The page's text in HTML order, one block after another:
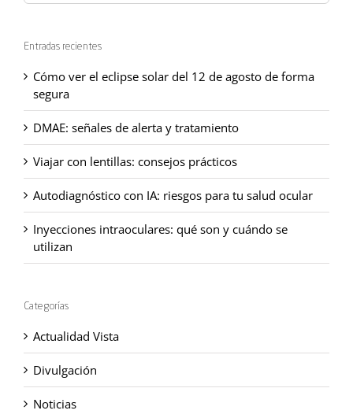
Entradas recientes
Cómo ver el eclipse solar del 12 de agosto de forma
segura
DMAE: señales de alerta y tratamiento
Viajar con lentillas: consejos prácticos
Autodiagnóstico con IA: riesgos para tu salud ocular
Inyecciones intraoculares: qué son y cuándo se
utilizan
Categorías
Actualidad Vista
Divulgación
Noticias